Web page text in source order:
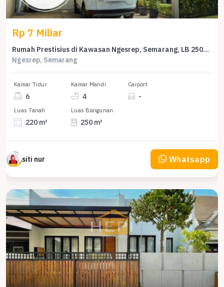
Rp 7 Miliar
Rumah Prestisius di Kawasan Ngesrep, Semarang, LB 250m², Harga 7 Miliar
Ngesrep, Semarang
Kamar Tidur
6
Kamar Mandi
4
Carport
-
Luas Tanah
220 m²
Luas Bangunan
250 m²
siti nur Whatsapp